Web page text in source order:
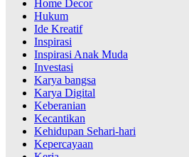
Home Decor
Hukum
Ide Kreatif
Inspirasi
Inspirasi Anak Muda
Investasi
Karya bangsa
Karya Digital
Keberanian
Kecantikan
Kehidupan Sehari-hari
Kepercayaan